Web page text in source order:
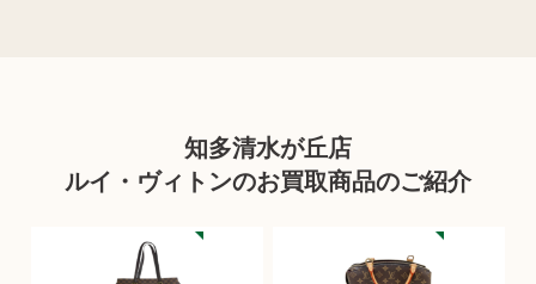
知多清水が丘店
ルイ・ヴィトンのお買取商品のご紹介